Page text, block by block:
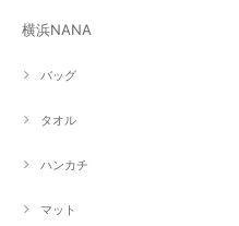
横浜NANA
バッグ
タオル
ハンカチ
マット